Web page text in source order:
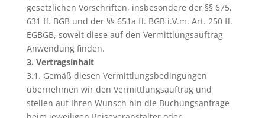
gesetzlichen Vorschriften, insbesondere der §§ 675,
631 ff. BGB und der §§ 651a ff. BGB i.V.m. Art. 250 ff.
EGBGB, soweit diese auf den Vermittlungsauftrag
Anwendung finden.
3. Vertragsinhalt
3.1. Gemäß diesen Vermittlungsbedingungen
übernehmen wir den Vermittlungsauftrag und
stellen auf Ihren Wunsch hin die Buchungsanfrage